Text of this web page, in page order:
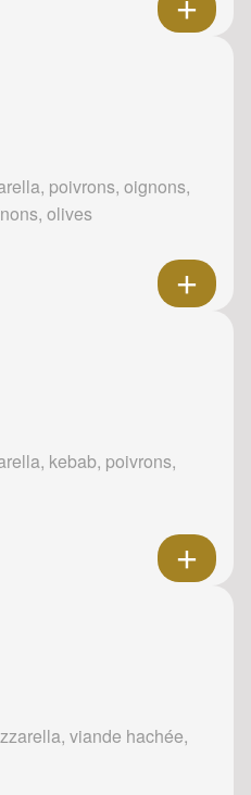
poivrons, oignons,
olives
kebab, poivrons,
viande hachée,